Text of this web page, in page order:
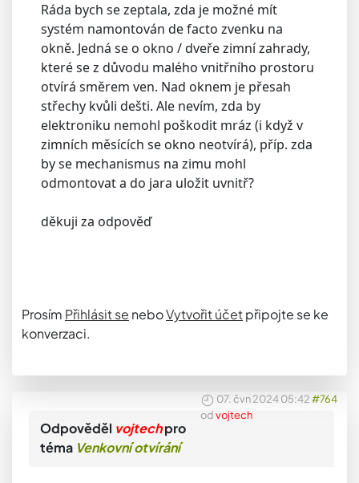
Ráda bych se zeptala, zda je možné mít
systém namontován de facto zvenku na
okně. Jedná se o okno / dveře zimní zahrady,
které se z důvodu malého vnitřního prostoru
otvírá směrem ven. Nad oknem je přesah
střechy kvůli dešti. Ale nevím, zda by
elektroniku nemohl poškodit mráz (i když v
zimních měsících se okno neotvírá), příp. zda
by se mechanismus na zimu mohl
odmontovat a do jara uložit uvnitř?
děkuji za odpověď
Prosím Přihlásit se neboVytvořit účetpřipojte se ke
konverzaci.
07. čvn 2024 05:42#764
odvojtech
Odpověděl vojtechpro
téma Venkovní otvírání